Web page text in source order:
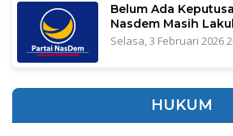
Belum Ada
Nasdem Masih
Selasa, 3 Februari 2026
HUKUM